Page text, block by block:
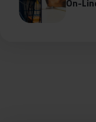
On-